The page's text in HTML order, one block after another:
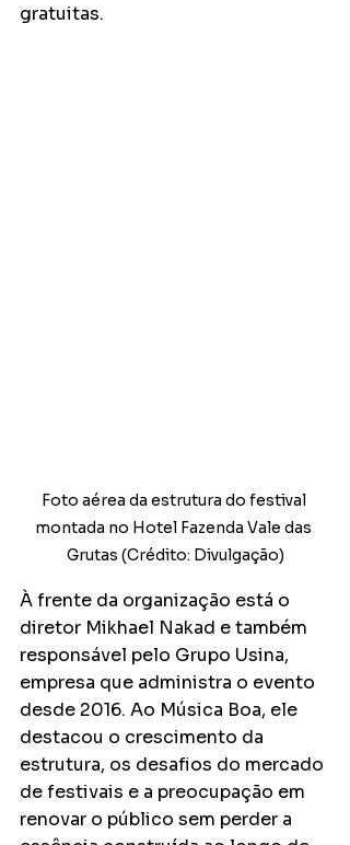
gratuitas.
Foto aérea da estrutura do festival
montada no Hotel Fazenda Vale das
Grutas (Crédito: Divulgação)
À frente da organização está o
diretor Mikhael Nakad e também
responsável pelo Grupo Usina,
empresa que administra o evento
desde 2016. Ao Música Boa, ele
destacou o crescimento da
estrutura, os desafios do mercado
de festivais e a preocupação em
renovar o público sem perder a